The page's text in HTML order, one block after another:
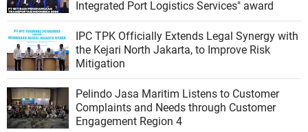
Integrated Port Logistics Services" award
IPC TPK Officially Extends Legal Synergy with
the Kejari North Jakarta, to Improve Risk
Mitigation
Pelindo Jasa Maritim Listens to Customer
Complaints and Needs through Customer
Engagement Region 4